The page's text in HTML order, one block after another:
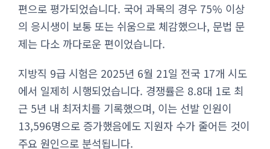
편으로 평가되었습니다. 국어 과목의 경우 75% 이상
의 응시생이 보통 또는 쉬움으로 체감했으나, 문법 문
제는 다소 까다로운 편이었습니다.
지방직 9급 시험은 2025년 6월 21일 전국 17개 시도
에서 일제히 시행되었습니다. 경쟁률은 8.8대 1로 최
근 5년 내 최저치를 기록했으며, 이는 선발 인원이
13,596명으로 증가했음에도 지원자 수가 줄어든 것이
주요 원인으로 분석됩니다.